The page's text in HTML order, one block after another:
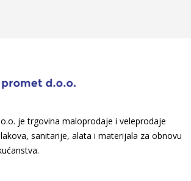
je trgovina maloprodaje i veleprodaje
sanitarije, alata i materijala za obnovu